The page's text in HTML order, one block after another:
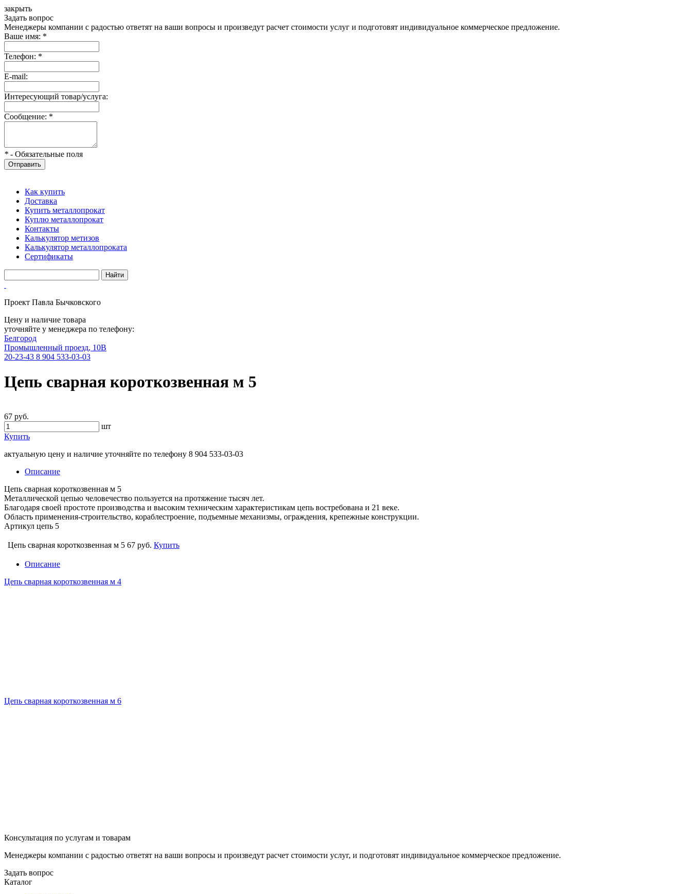
закрыть
Задать вопрос
Менеджеры компании с радостью ответят на ваши вопросы и произведут расчет стоимости услуг и подготовят индивидуальное коммерческое предложение.
Ваше имя: *
Телефон: *
E-mail:
Интересующий товар/услуга:
Сообщение: *
* - Обязательные поля
Отправить
Как купить
Доставка
Купить металлопрокат
Куплю металлопрокат
Контакты
Калькулятор метизов
Калькулятор металлопроката
Сертификаты
Проект Павла Бычковского
Цену и наличие товара
уточняйте у менеджера по телефону:
Белгород
Промышленный проезд, 10В
20-23-43 8 904 533-03-03
Цепь сварная короткозвенная м 5
67 руб.
шт
Купить
актуальную цену и наличие уточняйте по телефону 8 904 533-03-03
Описание
Цепь сварная короткозвенная м 5
Металлической цепью человечество пользуется на протяжение тысяч лет.
Благодаря своей простоте производства и высоким техническим характеристикам цепь востребована и 21 веке.
Область применения-строительство, кораблестроение, подъемные механизмы, ограждения, крепежные конструкции.
Артикул цепь 5
Цепь сварная короткозвенная м 5 67 руб. Купить
Описание
Цепь сварная короткозвенная м 4
Цепь сварная короткозвенная м 6
Консультация по услугам и товарам
Менеджеры компании с радостью ответят на ваши вопросы и произведут расчет стоимости услуг, и подготовят индивидуальное коммерческое предложение.
Задать вопрос
Каталог